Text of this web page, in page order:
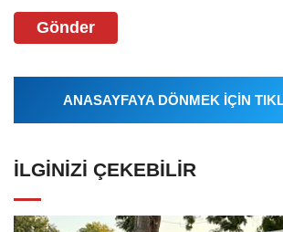
Gönder
ANASAYFAYA DÖNMEK İÇİN
İLGINIZI ÇEKEBILIR